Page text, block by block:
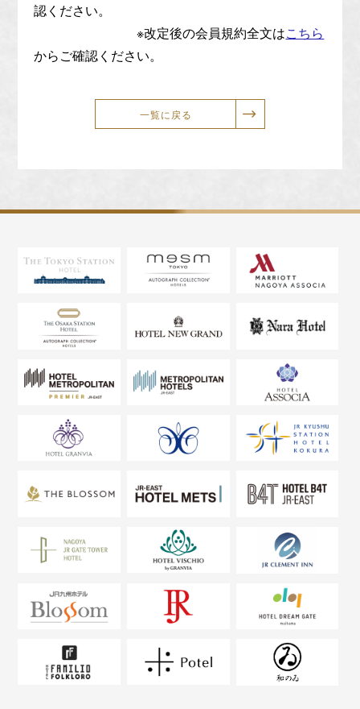
認ください。
※改定後の会員規約全文はこちら
からご確認ください。
一覧に戻る